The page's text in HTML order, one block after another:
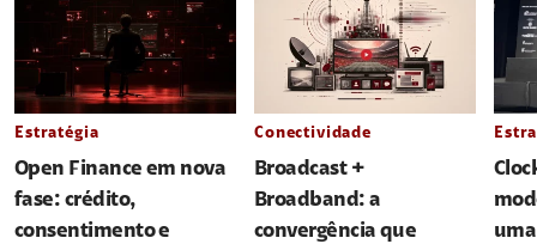
Estratégia
Open Finance em nova
fase: crédito,
consentimento e
Conectividade
Broadcast +
Broadband: a
convergência que